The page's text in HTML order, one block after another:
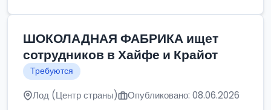
ШОКОЛАДНАЯ ФАБРИКА ищет
сотрудников в Хайфе и Крайот
Требуются
Лод (Центр страны) Опубликовано: 08.06.2026